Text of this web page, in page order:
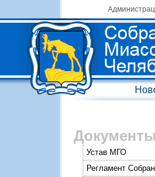
Документы
Устав МГО
Регламент